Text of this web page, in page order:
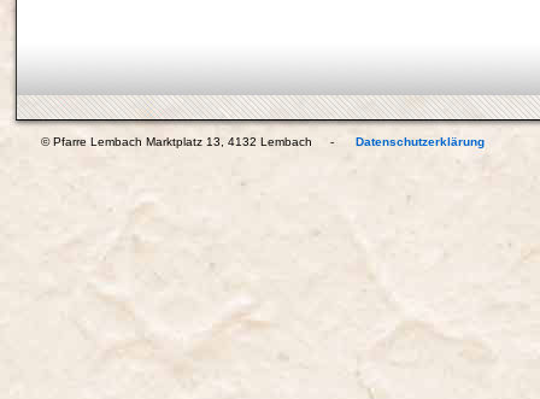
© Pfarre Lembach Marktplatz 13, 4132 Lembach - Datenschutzerklärung